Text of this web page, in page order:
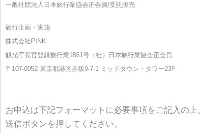
一般社団法人日本旅行業協会正会員/受託販売
旅行企画・実施
株式会社PINK
観光庁長官登録旅行業1861号（社）日本旅行業協会正会員
〒107-0052 東京都港区赤坂9-7-1 ミッドタウン・タワー23F
お申込は下記フォーマットに必要事項をご記入の上、
送信ボタンを押してください。